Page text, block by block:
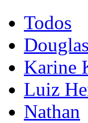
Todos
Karine
Luiz
Nathan